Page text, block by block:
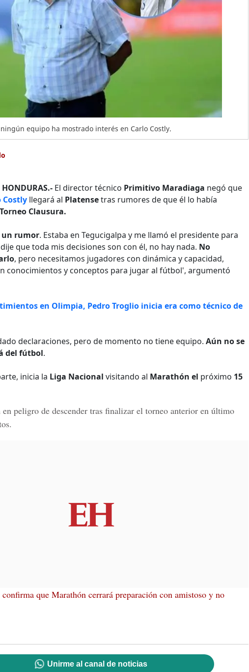
equipo ha mostrado interés en Carlo Costly.
HONDURAS.- El director técnico Primitivo Maradiaga negó que
Costly llegará al Platensetras rumores de que él lo había
Torneo Clausura.
un rumor. Estaba en Tegucigalpa y me llamó el presidente para
que toda mis decisiones son con él, no hay nada. No
, pero necesitamos jugadores con dinámica y capacidad,
conocimientos y conceptos para jugar al fútbol', argumentó
en Olimpia, Pedro Troglio inicia era como técnico de
declaraciones, pero de momento no tiene equipo. Aún no se
del fútbol.
inicia la Liga Nacional visitando al Marathón el próximo 15
en peligro de descender tras finalizar el torneo anterior en último
confirma que Marathón cerrará preparación con amistoso y no
Unirme al canal de noticias